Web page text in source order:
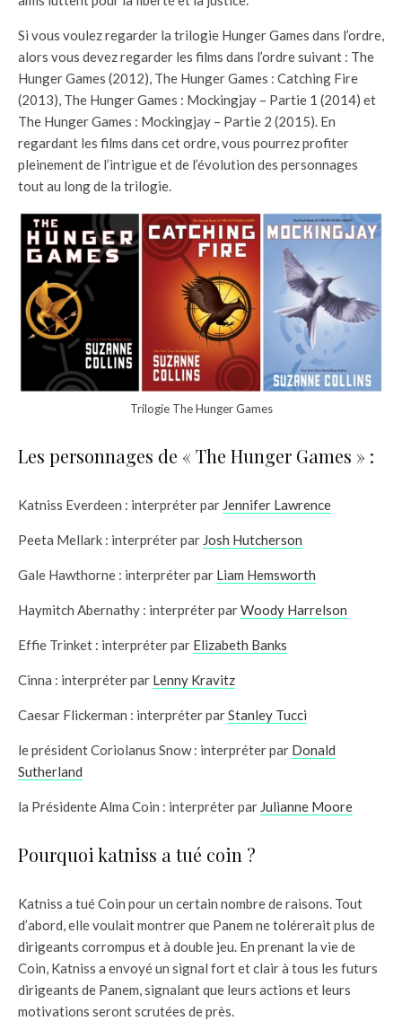
Si vous voulez regarder la trilogie Hunger Games dans l’ordre,
alors vous devez regarder les films dans l’ordre suivant : The
Hunger Games (2012), The Hunger Games : Catching Fire
(2013), The Hunger Games : Mockingjay – Partie 1 (2014) et
The Hunger Games : Mockingjay – Partie 2 (2015). En
regardant les films dans cet ordre, vous pourrez profiter
pleinement de l’intrigue et de l’évolution des personnages
tout au long de la trilogie.
Trilogie The Hunger Games
Les personnages de « The Hunger Games » :
Katniss Everdeen : interpréter par Jennifer Lawrence
Peeta Mellark : interpréter par Josh Hutcherson
Gale Hawthorne : interpréter par Liam Hemsworth
Haymitch Abernathy : interpréter parWoody Harrelson
Effie Trinket : interpréter par Elizabeth Banks
Cinna : interpréter par Lenny Kravitz
Caesar Flickerman : interpréter parStanley Tucci
le président Coriolanus Snow : interpréter par Donald
Sutherland
la Présidente Alma Coin : interpréter par Julianne Moore
Pourquoi katniss a tué coin ?
Katniss a tué Coin pour un certain nombre de raisons. Tout
d’abord, elle voulait montrer que Panem ne tolérerait plus de
dirigeants corrompus et à double jeu. En prenant la vie de
Coin, Katniss a envoyé un signal fort et clair à tous les futurs
dirigeants de Panem, signalant que leurs actions et leurs
motivations seront scrutées de près.